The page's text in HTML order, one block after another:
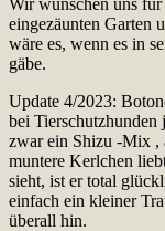
eingezäunten Garten
wäre es, wenn es in
gäbe.
Update 4/2023:
bei
zwar ein Shizu -Mix ,
muntere Kerlchen
sieht, ist er total
einfach ein kleiner
überall hin.